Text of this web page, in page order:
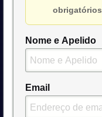
obrigatórios
Nome e Apelido
Email